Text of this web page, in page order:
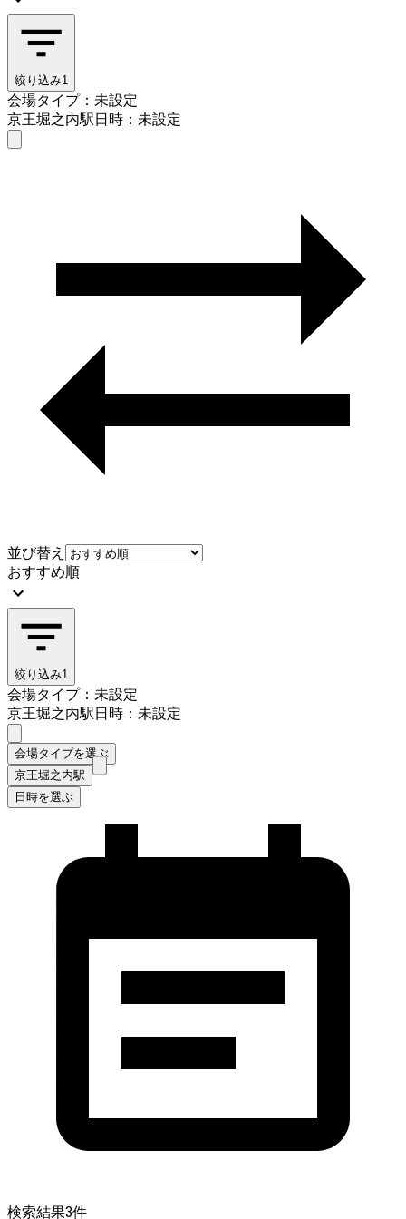
絞り込み1
会場タイプ：未設定
京王堀之内駅日時：未設定
並び替え
おすすめ順
絞り込み1
会場タイプ：未設定
京王堀之内駅日時：未設定
会場タイプを選ぶ
京王堀之内駅
日時を選ぶ
検索結果3件